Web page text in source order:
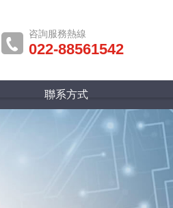
咨詢服務熱線
022-88561542
聯系方式